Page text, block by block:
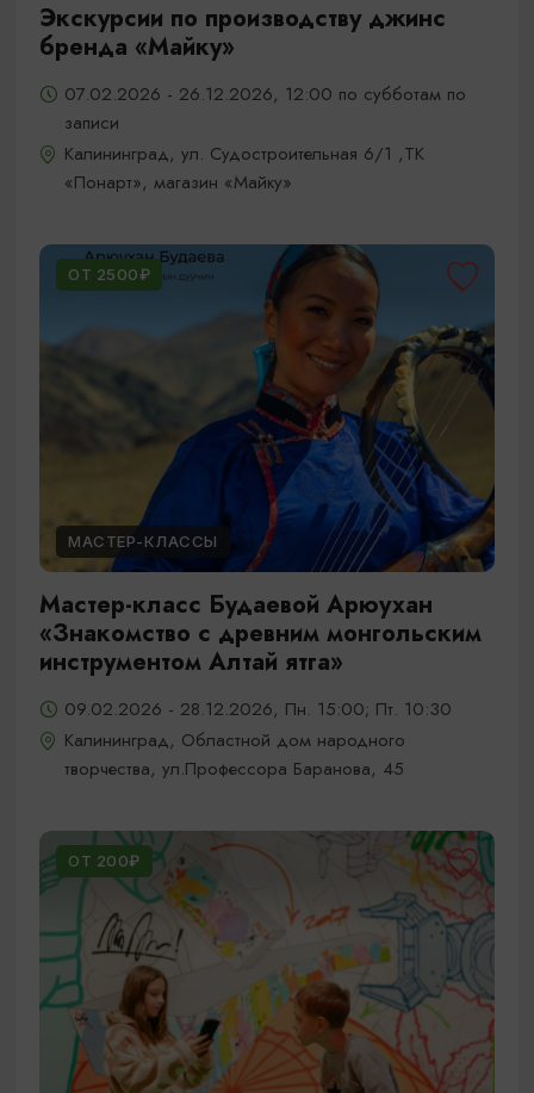
Экскурсии по производству джинс
бренда «Майку»
07.02.2026 - 26.12.2026, 12:00 по субботам по
записи
Калининград, ул. Судостроительная 6/1 ,ТК
«Понарт», магазин «Майку»
ОТ 2500₽
МАСТЕР-КЛАССЫ
Мастер-класс Будаевой Арюухан
«Знакомство с древним монгольским
инструментом Алтай ятга»
09.02.2026 - 28.12.2026, Пн. 15:00; Пт. 10:30
Калининград, Областной дом народного
творчества, ул.Профессора Баранова, 45
ОТ 200₽